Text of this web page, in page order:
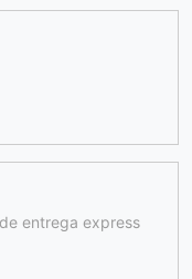
entrega express